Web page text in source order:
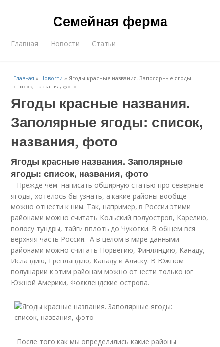
Семейная ферма
Главная Новости Статьи
Главная » Новости »Ягоды красные названия. Заполярные ягоды:
список, названия, фото
Ягоды красные названия.
Заполярные ягоды: список,
названия, фото
Ягоды красные названия. Заполярные
ягоды: список, названия, фото
Прежде чем написать обширную статью про северные
ягоды, хотелось бы узнать, а какие районы вообще
можно отнести к ним. Так, например, в России этими
районами можно считать Кольский полуостров, Карелию,
полосу тундры, тайги вплоть до Чукотки. В общем вся
верхняя часть России. А в целом в мире данными
районами можно считать Норвегию, Финляндию, Канаду,
Исландию, Гренландию, Канаду и Аляску. В Южном
полушарии к этим районам можно отнести только юг
Южной Америки, Фолклендские острова.
После того как мы определились какие районы